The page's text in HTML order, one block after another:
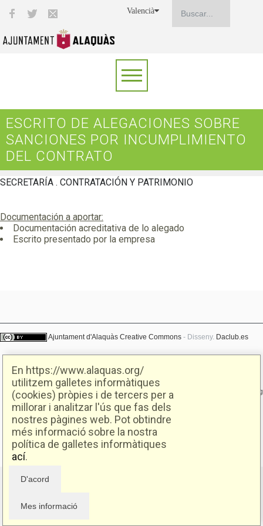
En https://www.alaquas.org/
utilitzem galletes informàtiques
(cookies) pròpies i de tercers per a
millorar i analitzar l'ús que fas dels
nostres pàgines web. Pot obtindre
més informació sobre la nostra
política de galletes informàtiques
ací.
Valencià
ESCRITO DE ALEGACIONES SOBRE
SANCIONES POR INCUMPLIMIENTO
DEL CONTRATO
SECRETARÍA . CONTRATACIÓN Y PATRIMONIO
Documentación a aportar:
Documentación acreditativa de lo alegado
Escrito presentado por la empresa
Ajuntament d'Alaquàs Creative Commons - Disseny. Daclub.es
Ajuntament d'Alaquàs.
C/. Major 88. CP: 46970 Alaquàs.dir3: L01460057
Tel.: 96 151 94 00 | FAX: 96 151 94 03 | info@alaquas.org
Delegat de protecció de dades: dpd@alaquas.org
Política de cookies.Protecció de dades